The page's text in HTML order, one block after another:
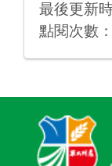
最後更新
點閱次數